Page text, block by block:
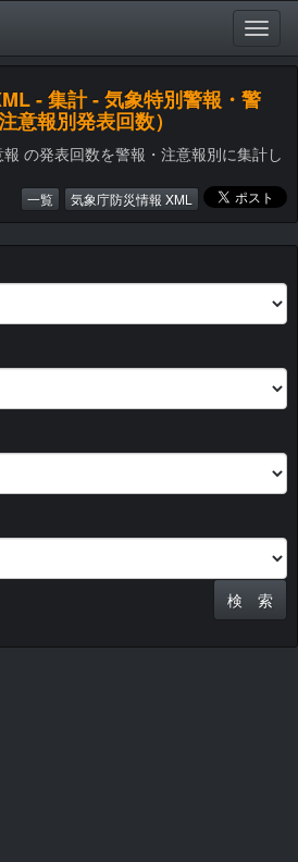
- 集計 - 気象特別警報・警
意報別発表回数）
の発表回数を警報・注意報別に集計し
一覧 気象庁防災情報 XML